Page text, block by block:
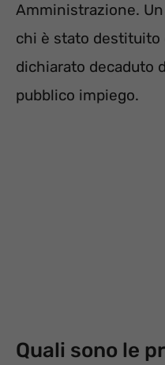
Amministrazione.
chi è stato destituito
dichiarato decaduto
pubblico impiego.
Quali sono le